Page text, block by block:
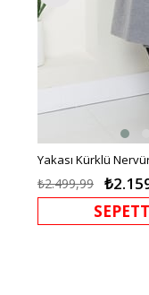
₺2.499,99